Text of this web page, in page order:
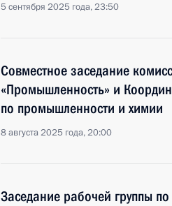
5 сентября 2025 года, 23:50
Совместное заседание
«Промышленность» и
по промышленности и химии
8 августа 2025 года, 20:00
Заседание рабочей группы